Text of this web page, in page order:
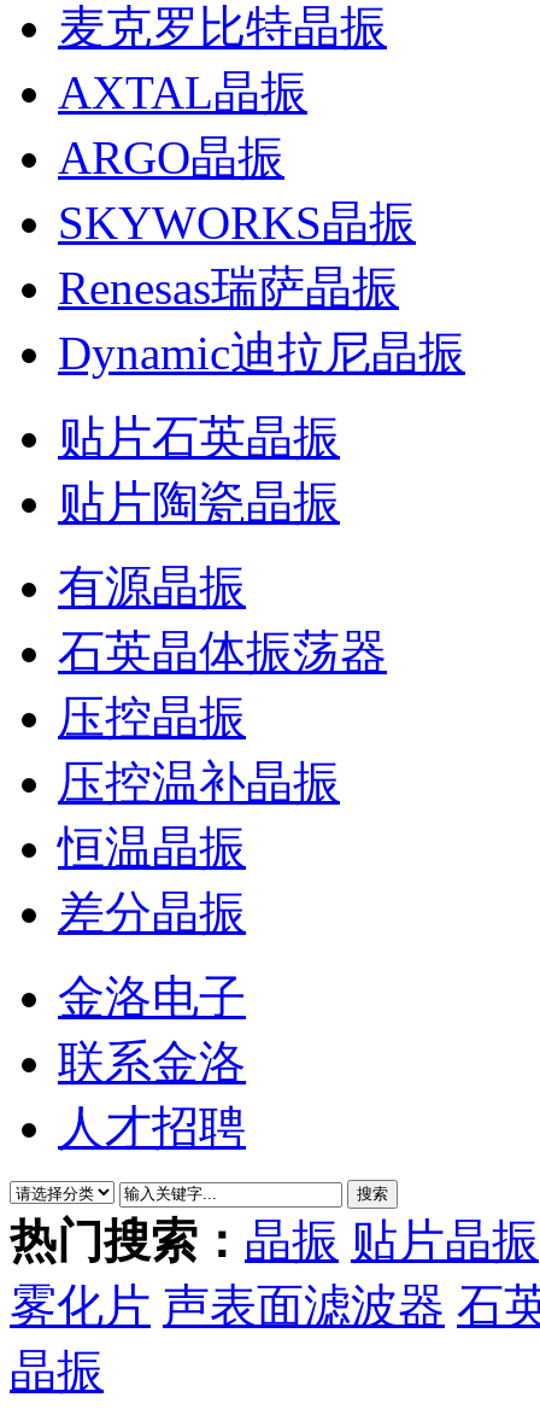
麦克罗比特晶振
AXTAL晶振
ARGO晶振
SKYWORKS晶振
Renesas瑞萨晶振
Dynamic迪拉尼晶振
贴片石英晶振
贴片陶瓷晶振
有源晶振
石英晶体振荡器
压控晶振
压控温补晶振
恒温晶振
差分晶振
金洛电子
联系金洛
人才招聘
热门搜索： 晶振 贴片晶振
雾化片 声表面滤波器 石
晶振